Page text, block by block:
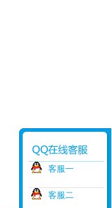
客服一
客服二